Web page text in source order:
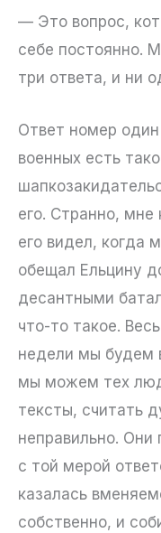
— Это вопрос,
себе постоянно.
три ответа, и ни
Ответ номер
военных есть
его. Странно, мне
его видел, когда
обещал Ельцину
десантными
что-то такое.
недели мы будем
мы можем тех
тексты, считать
неправильно. Они
с той мерой
казалась
собственно, и